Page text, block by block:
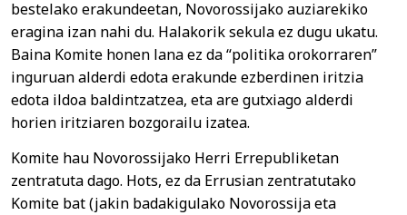
bestelako erakundeetan, Novorossijako auziarekiko
eragina izan nahi du. Halakorik sekula ez dugu ukatu.
Baina Komite honen lana ez da “politika orokorraren”
inguruan alderdi edota erakunde ezberdinen iritzia
edota ildoa baldintzatzea, eta are gutxiago alderdi
horien iritziaren bozgorailu izatea.
Komite hau Novorossijako Herri Errepubliketan
zentratuta dago. Hots, ez da Errusian zentratutako
Komite bat (jakin badakigulako Novorossija eta